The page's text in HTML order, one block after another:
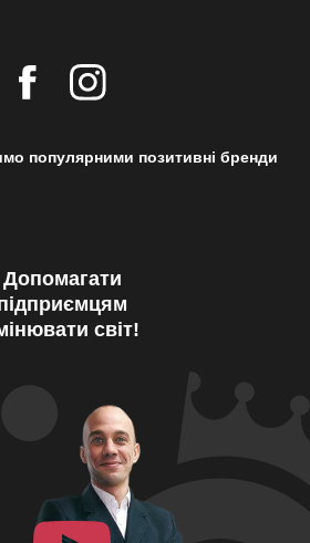
популярними позитивні бренди
Допомагати
світ!